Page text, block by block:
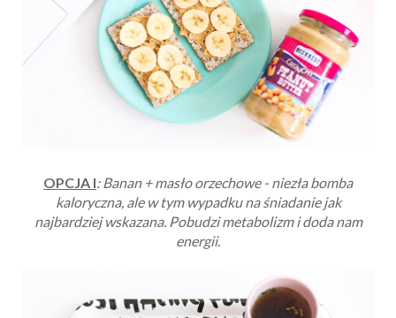
OPCJA I: Banan + masło orzechowe - niezła bomba
kaloryczna, ale w tym wypadku na śniadanie jak
najbardziej wskazana. Pobudzi metabolizm i doda nam
energii.